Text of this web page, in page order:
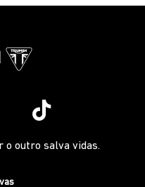
o outro salva vidas.